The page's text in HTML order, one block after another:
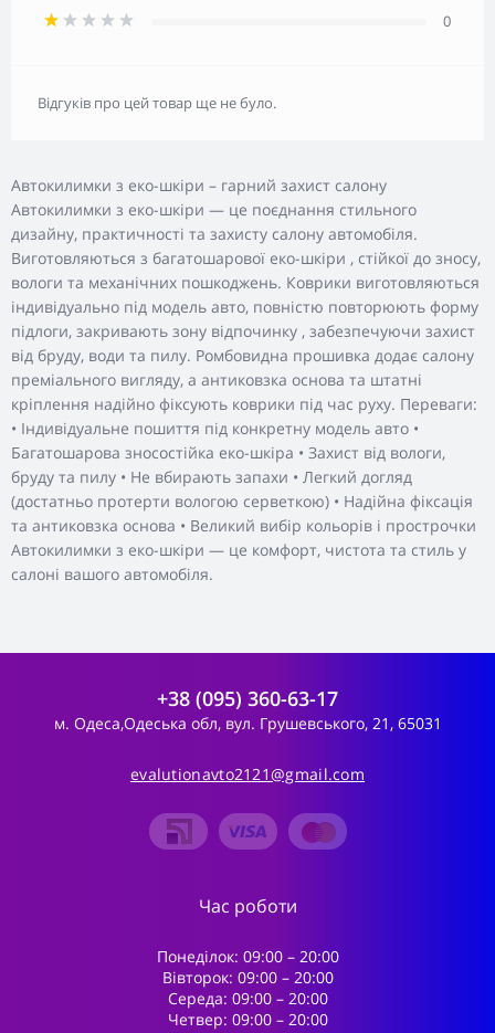
Автокилимки з еко-шкіри – гарний захист салону
Автокилимки з еко-шкіри — це поєднання стильного
дизайну, практичності та захисту салону автомобіля.
Виготовляються з багатошарової еко-шкіри , стійкої до зносу,
вологи та механічних пошкоджень. Коврики виготовляються
індивідуально під модель авто, повністю повторюють форму
підлоги, закривають зону відпочинку , забезпечуючи захист
від бруду, води та пилу. Ромбовидна прошивка додає салону
преміального вигляду, а антиковзка основа та штатні
кріплення надійно фіксують коврики під час руху. Переваги:
• Індивідуальне пошиття під конкретну модель авто •
Багатошарова зносостійка еко-шкіра • Захист від вологи,
бруду та пилу • Не вбирають запахи • Легкий догляд
(достатньо протерти вологою серветкою) • Надійна фіксація
та антиковзка основа • Великий вибір кольорів і прострочки
Автокилимки з еко-шкіри — це комфорт, чистота та стиль у
салоні вашого автомобіля.
0
Відгуків про цей товар ще не було.
+38 (095) 360-63-17
м. Одеса,Одеська обл, вул. Грушевського, 21, 65031
evalutionavto2121@gmail.com
Час роботи
Понеділок: 09:00 – 20:00
Вівторок: 09:00 – 20:00
Середа: 09:00 – 20:00
Четвер: 09:00 – 20:00